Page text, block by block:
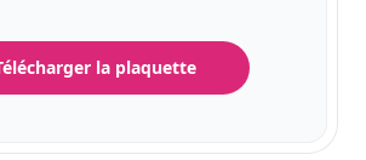
la plaquette